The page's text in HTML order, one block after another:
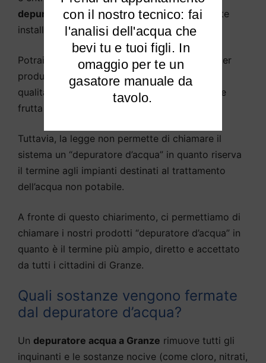
depuratore d’acquacome sistema solitamente
installato sotto il lavello della cucina.
Potrai purificare l’acqua potabile di Granze
per
produrre acqua potabile e di cottura di alta
qualità, abbeverare animali, piante, sciacquare
frutta e verdura, ecc.
Tuttavia, la legge non permette di chiamare il
sistema un “depuratore d’acqua” in quanto riserva
il termine agli impianti destinati al trattamento
dell’acqua non potabile.
A fronte di questo chiarimento, ci permettiamo di
chiamare i nostri prodotti “depuratore d’acqua” in
quanto è il termine più ampio, diretto e accettato
da tutti i cittadini di Granze.
Quali sostanze vengono fermate
dal depuratore d’acqua?
Un depuratore acqua a Granze rimuove tutti gli
inquinanti e le sostanze nocive (come cloro, nitrati,
l'analisi dell'acqua che
bevi tu e tuoi figli. In
omaggio per te un
gasatore manuale da
tavolo.